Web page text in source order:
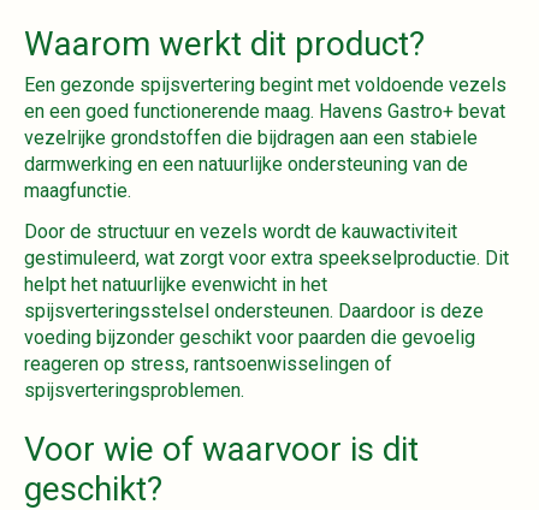
Waarom werkt dit product?
Een gezonde spijsvertering begint met voldoende vezels
en een goed functionerende maag. Havens Gastro+ bevat
vezelrijke grondstoffen die bijdragen aan een stabiele
darmwerking en een natuurlijke ondersteuning van de
maagfunctie.
Door de structuur en vezels wordt de kauwactiviteit
gestimuleerd, wat zorgt voor extra speekselproductie. Dit
helpt het natuurlijke evenwicht in het
spijsverteringsstelsel ondersteunen. Daardoor is deze
voeding bijzonder geschikt voor paarden die gevoelig
reageren op stress, rantsoenwisselingen of
spijsverteringsproblemen.
Voor wie of waarvoor is dit
geschikt?